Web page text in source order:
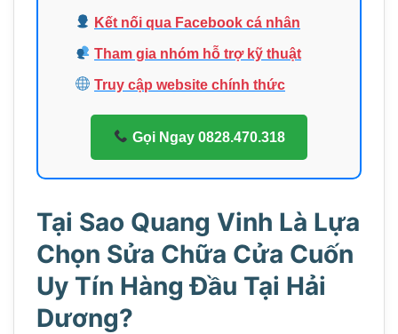
Kết nối qua Facebook cá nhân
Tham gia nhóm hỗ trợ kỹ thuật
Truy cập website chính thức
Gọi Ngay 0828.470.318
Tại Sao Quang Vinh Là Lựa
Chọn Sửa Chữa Cửa Cuốn
Uy Tín Hàng Đầu Tại Hải
Dương?